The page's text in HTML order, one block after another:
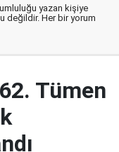
yazan kişiye
değildir. Her bir yorum
Tümen